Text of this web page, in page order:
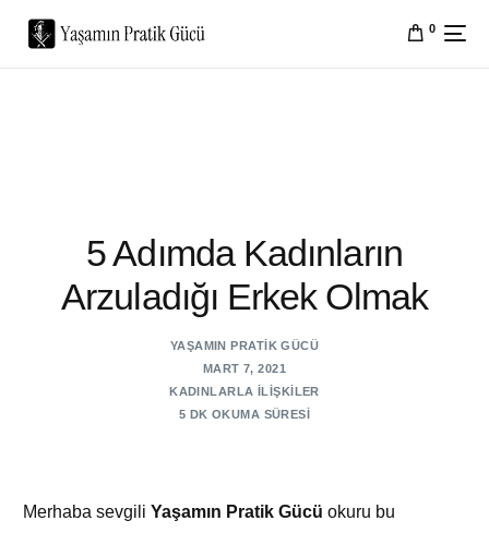
0
5 Adımda Kadınların
Arzuladığı Erkek Olmak
YAŞAMIN PRATIK GÜCÜ
MART 7, 2021
KADINLARLA İLIŞKILER
5 DK OKUMA SÜRESI
Merhaba sevgiliYaşamın Pratik Gücü okuru bu